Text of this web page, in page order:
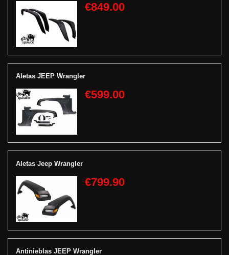
€849.00
Aletas JEEP Wrangler
€599.00
Aletas Jeep Wrangler
€799.90
Antinieblas JEEP Wrangler